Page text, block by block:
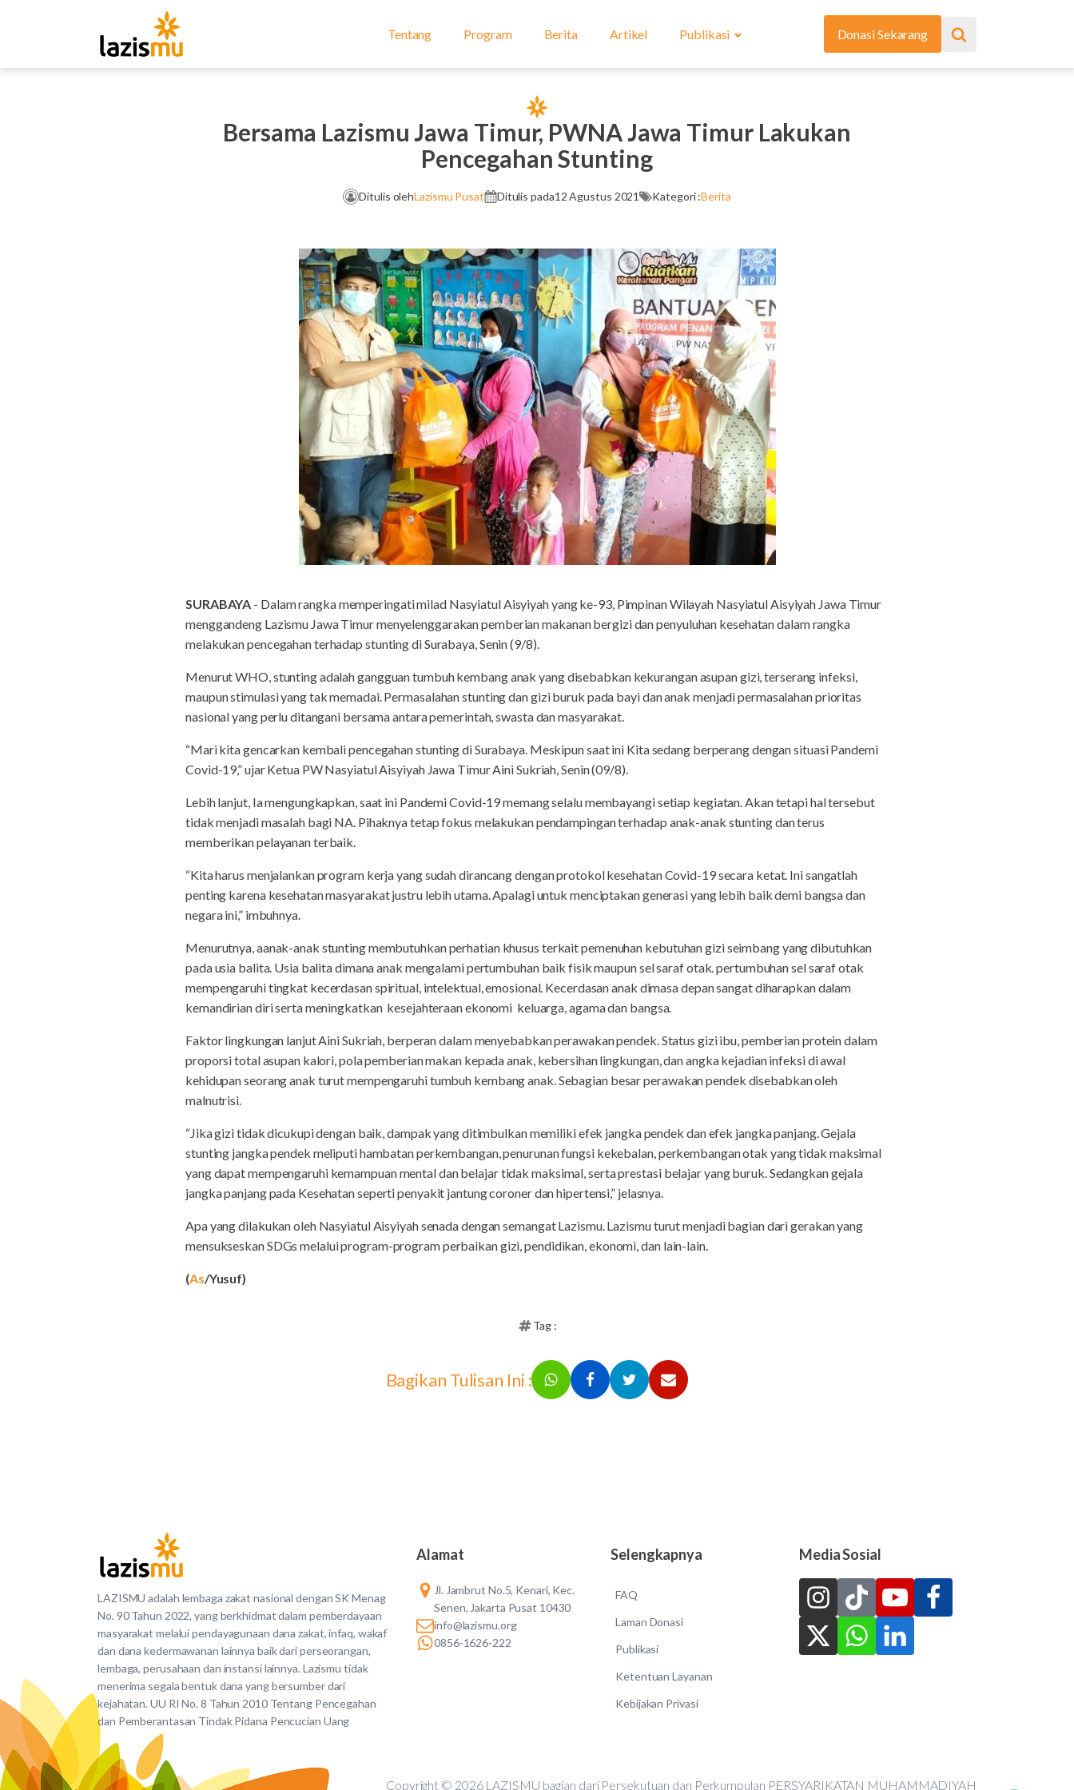
Tentang Program Berita Artikel Publikasi Donasi Sekarang
Bersama Lazismu Jawa Timur, PWNA Jawa Timur Lakukan
Pencegahan Stunting
Ditulis olehLazismu Pusat Ditulis pada12 Agustus 2021 Kategori :Berita
SURABAYA - Dalam rangka memperingati milad Nasyiatul Aisyiyah yang ke-93, Pimpinan Wilayah Nasyiatul Aisyiyah Jawa Timur
menggandeng Lazismu Jawa Timur menyelenggarakan pemberian makanan bergizi dan penyuluhan kesehatan dalam rangka
melakukan pencegahan terhadap stunting di Surabaya, Senin (9/8).
Menurut WHO, stunting adalah gangguan tumbuh kembang anak yang disebabkan kekurangan asupan gizi, terserang infeksi,
maupun stimulasi yang tak memadai. Permasalahan stunting dan gizi buruk pada bayi dan anak menjadi permasalahan prioritas
nasional yang perlu ditangani bersama antara pemerintah, swasta dan masyarakat.
“Mari kita gencarkan kembali pencegahan stunting di Surabaya. Meskipun saat ini Kita sedang berperang dengan situasi Pandemi
Covid-19,” ujar Ketua PW Nasyiatul Aisyiyah Jawa Timur Aini Sukriah, Senin (09/8).
Lebih lanjut, Ia mengungkapkan, saat ini Pandemi Covid-19 memang selalu membayangi setiap kegiatan. Akan tetapi hal tersebut
tidak menjadi masalah bagi NA. Pihaknya tetap fokus melakukan pendampingan terhadap anak-anak stunting dan terus
memberikan pelayanan terbaik.
“Kita harus menjalankan program kerja yang sudah dirancang dengan protokol kesehatan Covid-19 secara ketat. Ini sangatlah
penting karena kesehatan masyarakat justru lebih utama. Apalagi untuk menciptakan generasi yang lebih baik demi bangsa dan
negara ini,” imbuhnya.
Menurutnya, aanak-anak stunting membutuhkan perhatian khusus terkait pemenuhan kebutuhan gizi seimbang yang dibutuhkan
pada usia balita. Usia balita dimana anak mengalami pertumbuhan baik fisik maupun sel saraf otak. pertumbuhan sel saraf otak
mempengaruhi tingkat kecerdasan spiritual, intelektual, emosional. Kecerdasan anak dimasa depan sangat diharapkan dalam
kemandirian diri serta meningkatkan kesejahteraan ekonomi keluarga, agama dan bangsa.
Faktor lingkungan lanjut Aini Sukriah, berperan dalam menyebabkan perawakan pendek. Status gizi ibu, pemberian protein dalam
proporsi total asupan kalori, pola pemberian makan kepada anak, kebersihan lingkungan, dan angka kejadian infeksi di awal
kehidupan seorang anak turut mempengaruhi tumbuh kembang anak. Sebagian besar perawakan pendek disebabkan oleh
malnutrisi.
“Jika gizi tidak dicukupi dengan baik, dampak yang ditimbulkan memiliki efek jangka pendek dan efek jangka panjang. Gejala
stunting jangka pendek meliputi hambatan perkembangan, penurunan fungsi kekebalan, perkembangan otak yang tidak maksimal
yang dapat mempengaruhi kemampuan mental dan belajar tidak maksimal, serta prestasi belajar yang buruk. Sedangkan gejala
jangka panjang pada Kesehatan seperti penyakit jantung coroner dan hipertensi,” jelasnya.
Apa yang dilakukan oleh Nasyiatul Aisyiyah senada dengan semangat Lazismu. Lazismu turut menjadi bagian dari gerakan yang
mensukseskan SDGs melalui program-program perbaikan gizi, pendidikan, ekonomi, dan lain-lain.
(As/Yusuf)
Tag :
Bagikan Tulisan Ini :
LAZISMU adalah lembaga zakat nasional dengan SK Menag
No. 90 Tahun 2022, yang berkhidmat dalam pemberdayaan
masyarakat melalui pendayagunaan dana zakat, infaq, wakaf
dan dana kedermawanan lainnya baik dari perseorangan,
lembaga, perusahaan dan instansi lainnya. Lazismu tidak
menerima segala bentuk dana yang bersumber dari
kejahatan. UU RI No. 8 Tahun 2010 Tentang Pencegahan
dan Pemberantasan Tindak Pidana Pencucian Uang
Alamat
Jl. Jambrut No.5, Kenari, Kec.
Senen, Jakarta Pusat 10430
info@lazismu.org
0856-1626-222
Selengkapnya
FAQ
Laman Donasi
Publikasi
Ketentuan Layanan
Kebijakan Privasi
Media Sosial
Copyright © 2026 LAZISMU bagian dari Persekutuan dan Perkumpulan PERSYARIKATAN MUHAMMADIYAH